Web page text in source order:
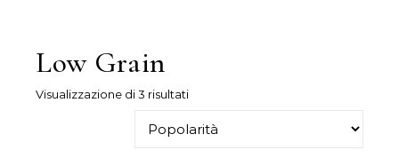
Low Grain
Visualizzazione di 3 risultatiPopolarità